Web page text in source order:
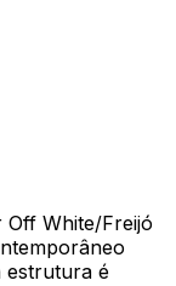
White/Freijó
estrutura é